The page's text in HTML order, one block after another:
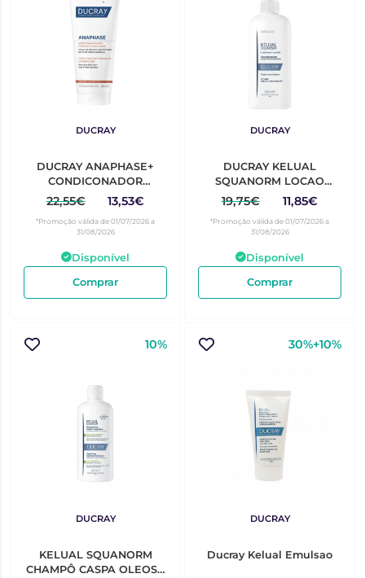
DUCRAY
DUCRAY ANAPHASE+
CONDICONADOR
FORTIFIC 200ML
22,55€ 13,53€
*Promoção válida de 01/07/2026 a
31/08/2026
Disponível
Comprar
DUCRAY
DUCRAY KELUAL
SQUANORM LOCAO
200mL
19,75€ 11,85€
*Promoção válida de 01/07/2026 a
31/08/2026
Disponível
Comprar
10%
DUCRAY
KELUAL SQUANORM
CHAMPÔ CASPA OLEOSA
30%+10%
DUCRAY
Ducray Kelual Emulsao